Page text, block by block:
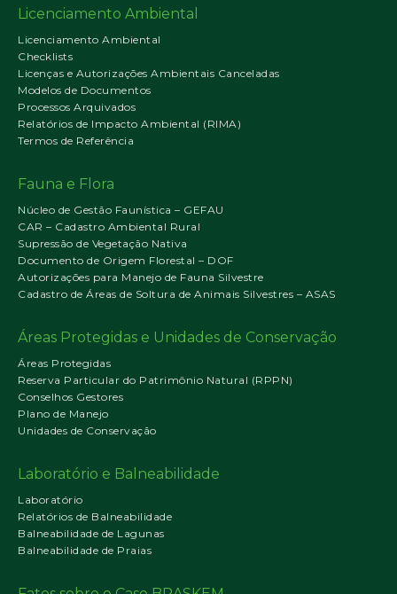
Licenciamento Ambiental
Licenciamento Ambiental
Checklists
Licenças e Autorizações Ambientais Canceladas
Modelos de Documentos
Processos Arquivados
Relatórios de Impacto Ambiental (RIMA)
Termos de Referência
Fauna e Flora
Núcleo de Gestão Faunística – GEFAU
CAR – Cadastro Ambiental Rural
Supressão de Vegetação Nativa
Documento de Origem Florestal – DOF
Autorizações para Manejo de Fauna Silvestre
Cadastro de Áreas de Soltura de Animais Silvestres – ASAS
Áreas Protegidas e Unidades de Conservação
Áreas Protegidas
Reserva Particular do Patrimônio Natural (RPPN)
Conselhos Gestores
Plano de Manejo
Unidades de Conservação
Laboratório e Balneabilidade
Laboratório
Relatórios de Balneabilidade
Balneabilidade de Lagunas
Balneabilidade de Praias